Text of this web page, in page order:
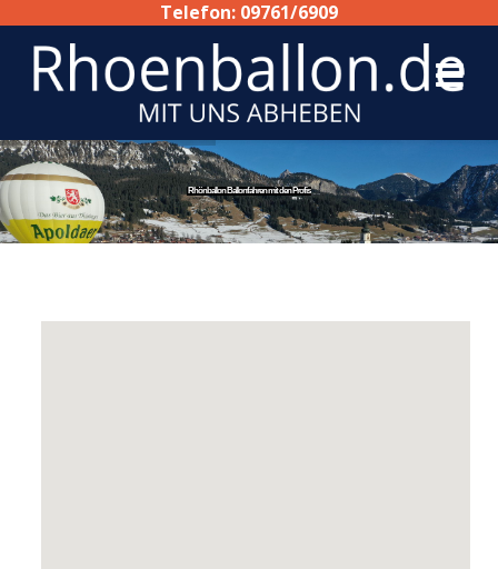
Telefon: 09761/6909
Rhönballon Ballonfahren mit den Profis